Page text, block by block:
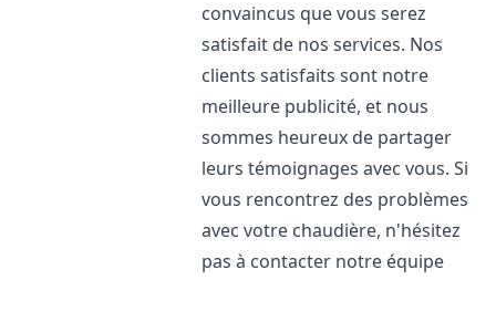
convaincus que vous serez
satisfait de nos services. Nos
clients satisfaits sont notre
meilleure publicité, et nous
sommes heureux de partager
leurs témoignages avec vous. Si
vous rencontrez des problèmes
avec votre chaudière, n'hésitez
pas à contacter notre équipe